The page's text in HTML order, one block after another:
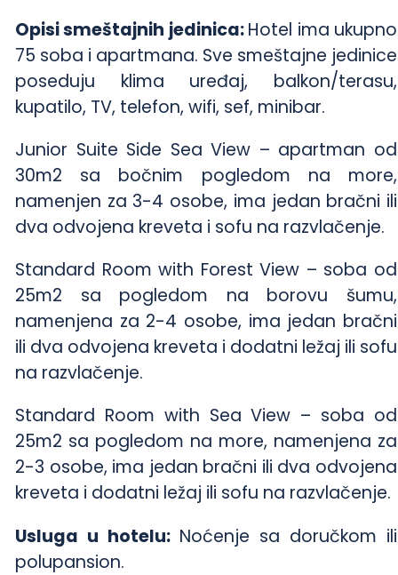
Opisi smeštajnih jedinica:Hotel ima ukupno
75 soba i apartmana. Sve smeštajne jedinice
poseduju klima uređaj, balkon/terasu,
kupatilo, TV, telefon, wifi, sef, minibar.
Junior Suite Side Sea View – apartman od
30m2 sa bočnim pogledom na more,
namenjen za 3-4 osobe, ima jedan bračni ili
dva odvojena kreveta i sofu na razvlačenje.
Standard Room with Forest View – soba od
25m2 sa pogledom na borovu šumu,
namenjena za 2-4 osobe, ima jedan bračni
ili dva odvojena kreveta i dodatni ležaj ili sofu
na razvlačenje.
Standard Room with Sea View – soba od
25m2 sa pogledom na more, namenjena za
2-3 osobe, ima jedan bračni ili dva odvojena
kreveta i dodatni ležaj ili sofu na razvlačenje.
Usluga u hotelu: Noćenje sa doručkom ili
polupansion.